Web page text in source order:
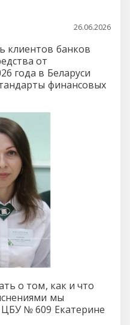
26.06.2026
клиентов банков
от
года в Беларуси
финансовых
о том, как и что
мы
№ 609 Екатерине